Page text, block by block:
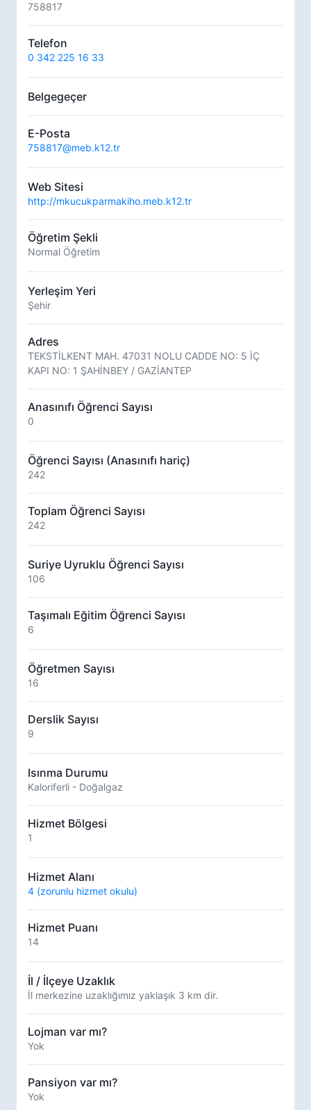
758817
Telefon
0 342 225 16 33
Belgegeçer
E-Posta
758817@meb.k12.tr
Web Sitesi
http://mkucukparmakiho.meb.k12.tr
Öğretim Şekli
Normal Öğretim
Yerleşim Yeri
Şehir
Adres
TEKSTİLKENT MAH. 47031 NOLU CADDE NO: 5 İÇ
KAPI NO: 1 ŞAHİNBEY / GAZİANTEP
Anasınıfı Öğrenci Sayısı
0
Öğrenci Sayısı (Anasınıfı hariç)
242
Toplam Öğrenci Sayısı
242
Suriye Uyruklu Öğrenci Sayısı
106
Taşımalı Eğitim Öğrenci Sayısı
6
Öğretmen Sayısı
16
Derslik Sayısı
9
Isınma Durumu
Kaloriferli - Doğalgaz
Hizmet Bölgesi
1
Hizmet Alanı
4 (zorunlu hizmet okulu)
Hizmet Puanı
14
İl / İlçeye Uzaklık
İl merkezine uzaklığımız yaklaşık 3 km dir.
Lojman var mı?
Yok
Pansiyon var mı?
Yok